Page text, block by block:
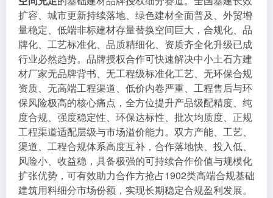
扩容、城市更新持续落地、绿色建材全面普及、外贸增
量稳定、低端非标建材存量替换空间巨大，合规化、品
牌化、工艺标准化、品质精细化、资质齐全化升级已成
行业必然趋势。品牌授权合作可快速解决中小土石方建
材厂家无品牌背书、无工程级标准化工艺、无环保合规
资质、无高端工程渠道、低价内卷严重、工程售后与环
保风险极高的核心痛点，全方位提升产品级配精度、纯
度合规、强度稳定性、环保达标性、批次均质度、正规
工程渠道适配层级与市场溢价能力。双方产能、工艺、
渠道、工程合规体系高度互补，合作落地快、投入低、
风险小、收益稳，具备极强的可持续合作价值与规模化
扩张优势，可有效助力合作方抢占1902类高端合规基础
建筑用料细分市场份额，实现长期稳定合规盈利发展。